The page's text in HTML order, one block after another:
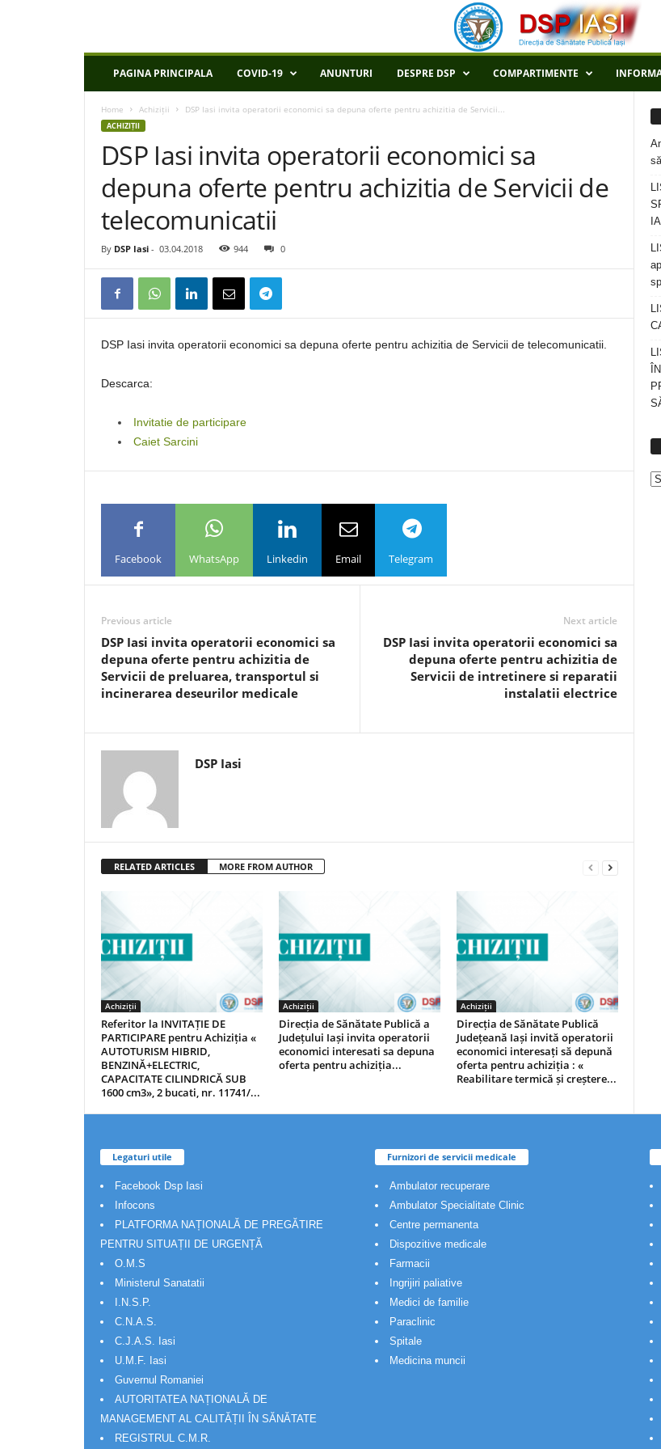
P
PAGINA PRINCIPALA COVID-19 ANUNTURI DESPRE DSP COMPARTIMENTE
Home Achiziții DSP Iasi invita operatorii economici sa depuna oferte pentru achizitia de Servicii...
ACHIZIȚII
DSP Iasi invita operatorii economici sa
depuna oferte pentru achizitia de Servicii de
telecomunicatii
By DSP Iasi - 03.04.2018 944 0
DSP Iasi invita operatorii economici sa depuna oferte pentru achizitia de Servicii de telecomunicatii.
Descarca:
Invitatie de participare
Caiet Sarcini
Facebook WhatsApp Linkedin Email Telegram
Previous article
DSP Iasi invita operatorii economici sa
depuna oferte pentru achizitia de
Servicii de preluarea, transportul si
incinerarea deseurilor medicale
Next article
DSP Iasi invita operatorii economici sa
depuna oferte pentru achizitia de
Servicii de intretinere si reparatii
instalatii electrice
DSP Iasi
RELATED ARTICLES MORE FROM AUTHOR
Achiziții
Referitor la INVITAȚIE DE
PARTICIPARE pentru Achiziția «
AUTOTURISM HIBRID,
BENZINĂ+ELECTRIC,
CAPACITATE CILINDRICĂ SUB
1600 cm3», 2 bucati, nr. 11741/...
Achiziții
Direcția de Sănătate Publică a
Județului Iași invita operatorii
economici interesati sa depuna
oferta pentru achiziția...
Achiziții
Direcția de Sănătate Publică
Județeană Iași invită operatorii
economici interesați să depună
oferta pentru achiziția : «
Reabilitare termică și creștere...
Legaturi utile
Facebook Dsp Iasi
Infocons
PLATFORMA NAȚIONALĂ DE PREGĂTIRE
PENTRU SITUAȚII DE URGENȚĂ
O.M.S
Ministerul Sanatatii
I.N.S.P.
C.N.A.S.
C.J.A.S. Iasi
U.M.F. Iasi
Guvernul Romaniei
AUTORITATEA NAȚIONALĂ DE
MANAGEMENT AL CALITĂȚII ÎN SĂNĂTATE
REGISTRUL C.M.R.
Furnizori de servicii medicale
Ambulator recuperare
Ambulator Specialitate Clinic
Centre permanenta
Dispozitive medicale
Farmacii
Ingrijiri paliative
Medici de familie
Paraclinic
Spitale
Medicina muncii